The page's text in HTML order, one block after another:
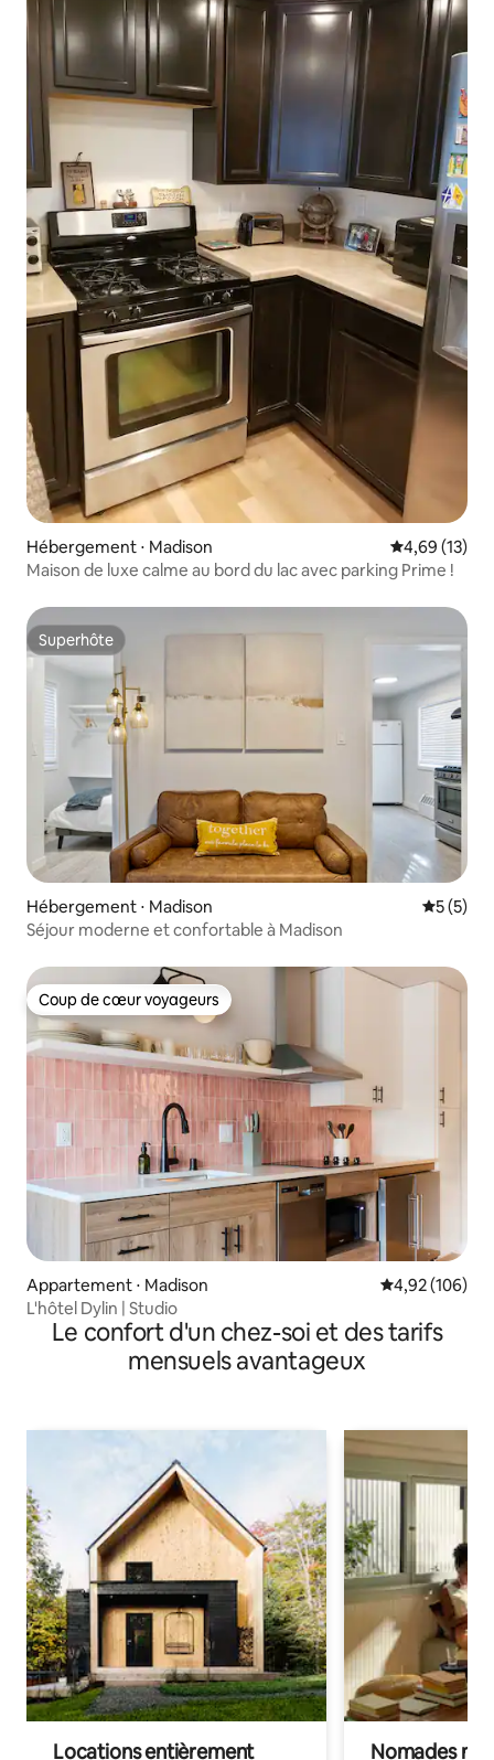
Hébergement ⋅ Madison Évaluation
4,69 (13)
Maison de luxe calme au bord du lac avec parking Prime !
Superhôte
Superhôte
Hébergement ⋅ Madison
5 (5)
Séjour moderne et confortable à Madison
Coup de cœur voyageurs
Coup de cœur voyageurs
Appartement ⋅ Madison Évaluation
4,92 (106)
L'hôtel Dylin | Studio
Le confort d'un chez-soi et des tarifs
mensuels avantageux
Locations entièrement Nomades